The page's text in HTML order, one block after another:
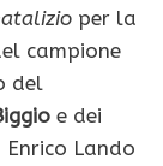
per la
campione
del
e dei
Lando